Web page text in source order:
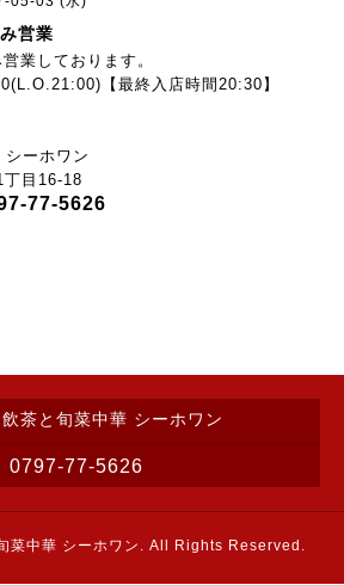
営業
業 しております。
【最終入店時間20:30】
ーホワン
目16-18
77-5626
茶と旬菜中華 シーホワン
0797-77-5626
菜中華 シーホワン . All Rights Reserved.